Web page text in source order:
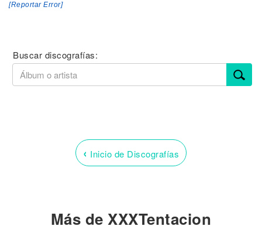
[Reportar Error]
Buscar discografías:
‹ Inicio de Discografías
Más de XXXTentacion